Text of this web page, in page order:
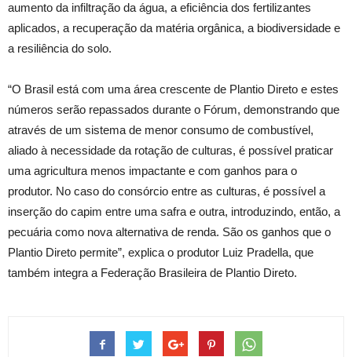
aumento da infiltração da água, a eficiência dos fertilizantes
aplicados, a recuperação da matéria orgânica, a biodiversidade e
a resiliência do solo.
“O Brasil está com uma área crescente de Plantio Direto e estes
números serão repassados durante o Fórum, demonstrando que
através de um sistema de menor consumo de combustível,
aliado à necessidade da rotação de culturas, é possível praticar
uma agricultura menos impactante e com ganhos para o
produtor. No caso do consórcio entre as culturas, é possível a
inserção do capim entre uma safra e outra, introduzindo, então, a
pecuária como nova alternativa de renda. São os ganhos que o
Plantio Direto permite”, explica o produtor Luiz Pradella, que
também integra a Federação Brasileira de Plantio Direto.